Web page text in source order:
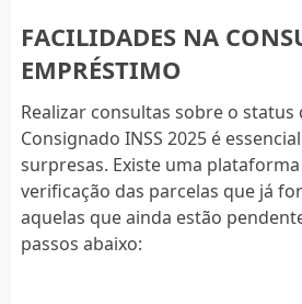
FACILIDADES NA
EMPRÉSTIMO
Realizar consultas sobre o
Consignado INSS 2025 é
surpresas. Existe uma
verificação das parcelas que já
aquelas que ainda estão
passos abaixo: